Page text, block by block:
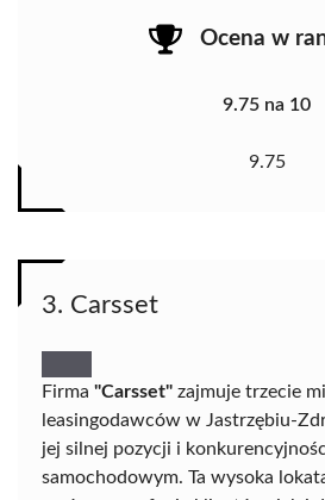
Ocena w
9.75 na 10
9.75
3. Carsset
Firma "Carsset" zajmuje trzecie
leasingodawców w Jastrzębiu-
jej silnej pozycji i
samochodowym. Ta wysoka